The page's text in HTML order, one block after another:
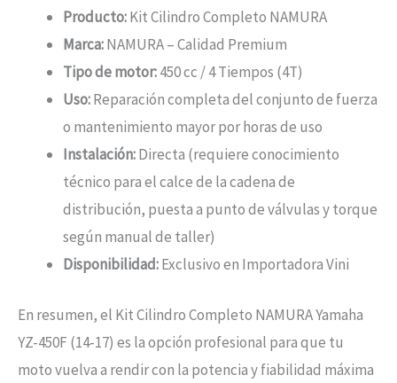
Producto:Kit Cilindro Completo NAMURA
Marca:NAMURA – Calidad Premium
Tipo de motor:450 cc / 4 Tiempos (4T)
Uso:Reparación completa del conjunto de fuerza
o mantenimiento mayor por horas de uso
Instalación:Directa (requiere conocimiento
técnico para el calce de la cadena de
distribución, puesta a punto de válvulas y torque
según manual de taller)
Disponibilidad:Exclusivo en Importadora Vini
En resumen, el Kit Cilindro Completo NAMURA Yamaha
YZ-450F (14-17) es la opción profesional para que tu
moto vuelva a rendir con la potencia y fiabilidad máxima